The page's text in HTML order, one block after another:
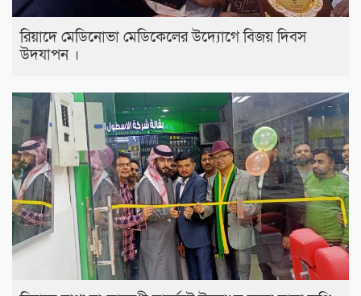
রিয়াদে মেডিনোভা মেডিকেলের উদ্যোগে বিজয় দিবস
উদযাপন ।